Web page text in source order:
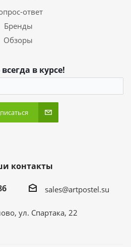
ответ
Бренды
Обзоры
в курсе!
контакты
sales@artpostel.su
ул. Спартака, 22